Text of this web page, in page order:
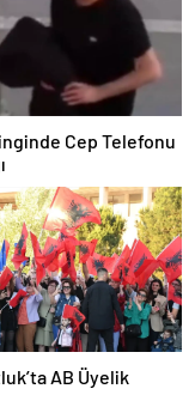
Cep Telefonu
AB Üyelik